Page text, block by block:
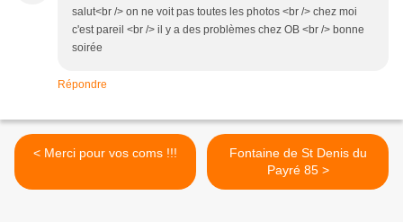
salut<br /> on ne voit pas toutes les photos <br /> chez moi
c'est pareil <br /> il y a des problèmes chez OB <br /> bonne
soirée
Répondre
< Merci pour vos coms !!!
Fontaine de St Denis du
Payré 85 >